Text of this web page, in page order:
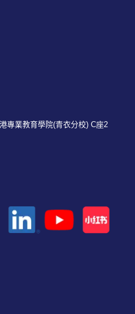
專業教育學院(青衣分校) C座2